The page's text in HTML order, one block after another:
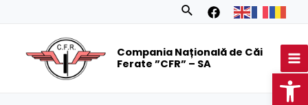
Search
Compania Națională de Căi
Ferate ”CFR” – SA